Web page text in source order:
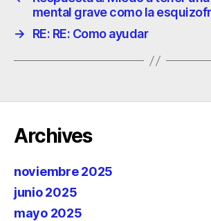
mental grave como la
→
RE: RE: Como ayudar
Archives
noviembre 2025
junio 2025
mayo 2025